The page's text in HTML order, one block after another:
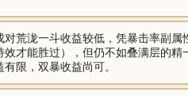
荒泷一斗收益较低，凭暴击率副
才能胜过），但仍不如叠满层的精
限，双暴收益尚可。